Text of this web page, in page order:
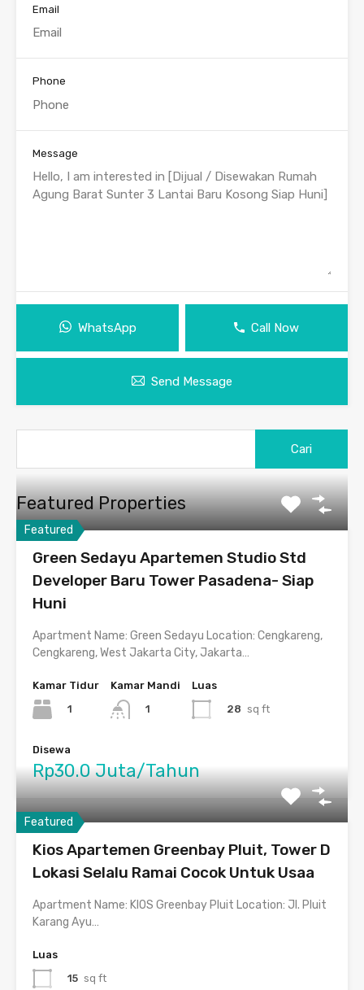
Email
Phone
Message
WhatsApp Call Now
Send Message
Featured Properties
Featured
Green Sedayu Apartemen Studio Std
Developer Baru Tower Pasadena- Siap
Huni
Apartment Name: Green Sedayu Location: Cengkareng,
Cengkareng, West Jakarta City, Jakarta…
Kamar Tidur
1
Kamar Mandi
1
Luas
28 sq ft
Disewa
Rp30.0 Juta/Tahun
Featured
Kios Apartemen Greenbay Pluit, Tower D
Lokasi Selalu Ramai Cocok Untuk Usaa
Apartment Name: KIOS Greenbay Pluit Location: Jl. Pluit
Karang Ayu…
Luas
15 sq ft